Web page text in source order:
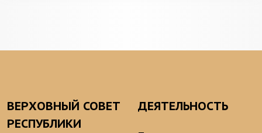
ВЕРХОВНЫЙ СОВЕТ
РЕСПУБЛИКИ
ДЕЯТЕЛЬНОСТЬ